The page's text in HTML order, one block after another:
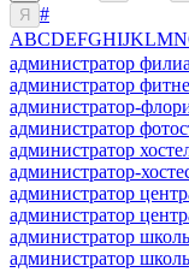
Я
#
ABCDEFGHIJKLMN
администратор
администратор
администратор-
администратор
администратор
администратор-
администратор
администратор
администратор
администратор